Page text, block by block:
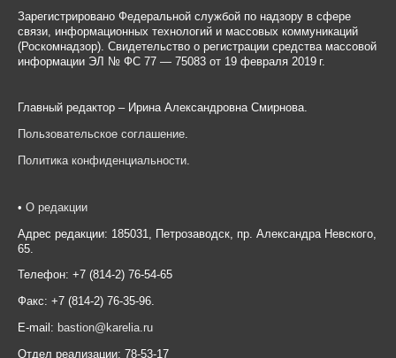
Зарегистрировано Федеральной службой по надзору в сфере
связи, информационных технологий и массовых коммуникаций
(Роскомнадзор). Свидетельство о регистрации средства массовой
информации ЭЛ № ФС 77 — 75083 от 19 февраля 2019 г.
Главный редактор – Ирина Александровна Смирнова.
Пользовательское соглашение.
Политика конфиденциальности
• О редакции
Адрес редакции: 185031, Петрозаводск, пр. Александра Невского,
65.
Телефон: +7 (814-2) 76-54-65
Факс: +7 (814-2) 76-35-96.
E-mail: bastion@karelia.ru
Отдел реализации: 78-53-17